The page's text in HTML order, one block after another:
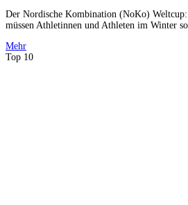
Der Nordische Kombination (NoKo)
müssen Athletinnen und Athleten im Winter
Mehr
Top 10